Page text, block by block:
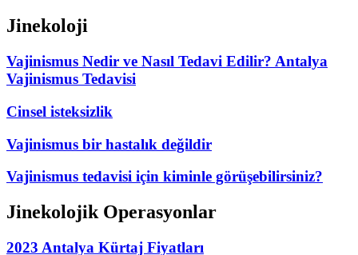
Jinekoloji
Vajinismus Nedir ve Nasıl Tedavi Edilir? Antalya
Vajinismus Tedavisi
Cinsel isteksizlik
Vajinismus bir hastalık değildir
Vajinismus tedavisi için kiminle görüşebilirsiniz?
Jinekolojik Operasyonlar
2023 Antalya Kürtaj Fiyatları